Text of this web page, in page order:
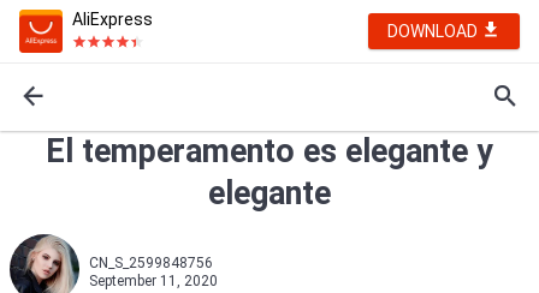
AliExpress
DOWNLOAD
El temperamento es elegante y
elegante
CN_S_2599848756
September 11, 2020